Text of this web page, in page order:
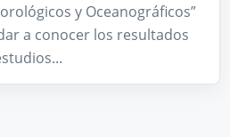
y Oceanográficos”
a conocer los resultados